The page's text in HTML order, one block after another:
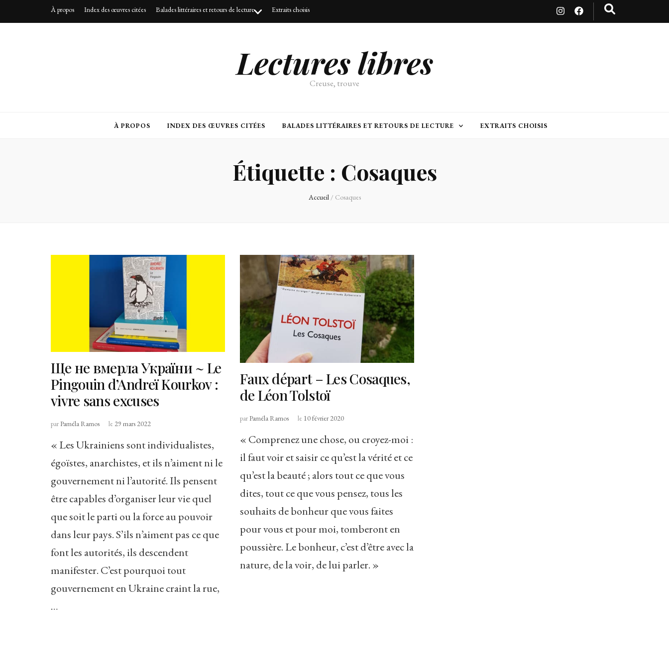
À propos Index des œuvres citées Balades littéraires et retours de lecture Extraits choisis
Lectures libres
Creuse, trouve
À PROPOS INDEX DES ŒUVRES CITÉES BALADES LITTÉRAIRES ET RETOURS DE LECTURE EXTRAITS CHOISIS
Étiquette : Cosaques
Accueil / Cosaques
Ще не вмерла України ~ Le
Pingouin d’Andreï Kourkov :
vivre sans excuses
parPaméla Ramos le 29 mars 2022
« Les Ukrainiens sont individualistes,
égoïstes, anarchistes, et ils n’aiment ni le
gouvernement ni l’autorité. Ils pensent
être capables d’organiser leur vie quel
que soit le parti ou la force au pouvoir
dans leur pays. S’ils n’aiment pas ce que
font les autorités, ils descendent
manifester. C’est pourquoi tout
gouvernement en Ukraine craint la rue,
…
Faux départ – Les Cosaques,
de Léon Tolstoï
par Paméla Ramos le 10 février 2020
« Comprenez une chose, ou croyez-moi :
il faut voir et saisir ce qu’est la vérité et ce
qu’est la beauté ; alors tout ce que vous
dites, tout ce que vous pensez, tous les
souhaits de bonheur que vous faites
pour vous et pour moi, tomberont en
poussière. Le bonheur, c’est d’être avec la
nature, de la voir, de lui parler. »